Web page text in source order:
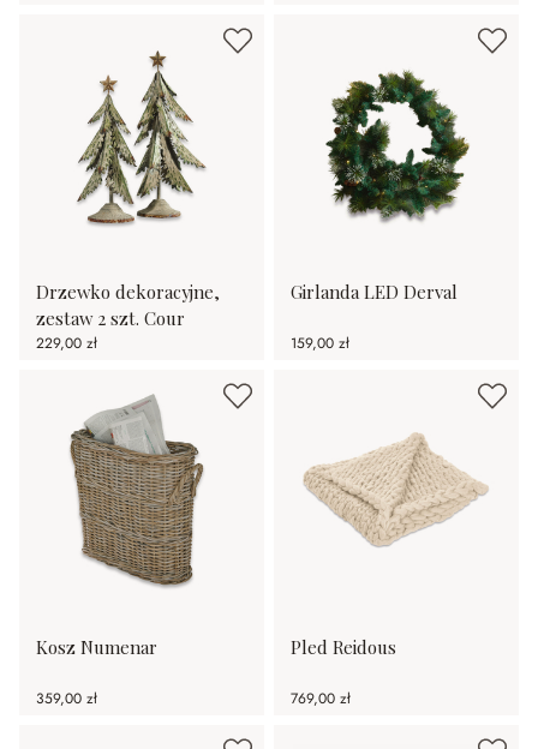
Drzewko dekoracyjne,
zestaw 2 szt. Cour
229,00 zł
Girlanda LED Derval
159,00 zł
Kosz Numenar
359,00 zł
Pled Reidous
769,00 zł